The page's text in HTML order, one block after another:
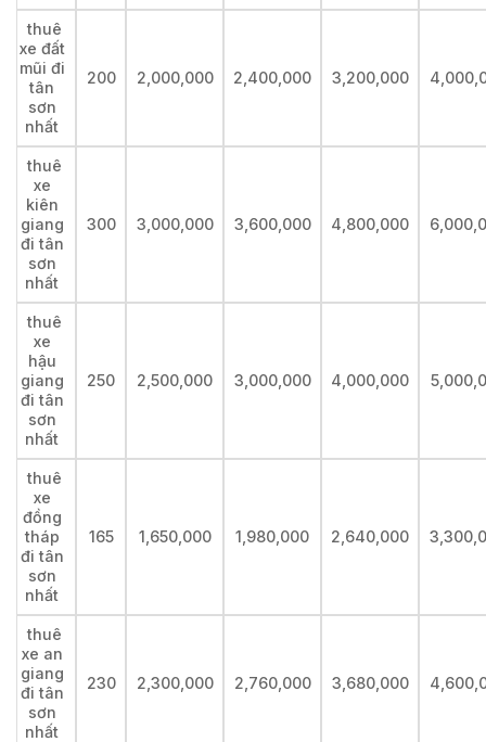
thuê
xe đất
mũi đi
tân
sơn
nhất
200 2,000,000 2,400,000 3,200,000
thuê
xe
kiên
giang
đi tân
sơn
nhất
300 3,000,000 3,600,000 4,800,000
thuê
xe
hậu
giang
đi tân
sơn
nhất
250 2,500,000 3,000,000 4,000,000
thuê
xe
đồng
tháp
đi tân
sơn
nhất
165 1,650,000 1,980,000 2,640,000
thuê
xe an
giang
đi tân
sơn
nhất
230 2,300,000 2,760,000 3,680,000